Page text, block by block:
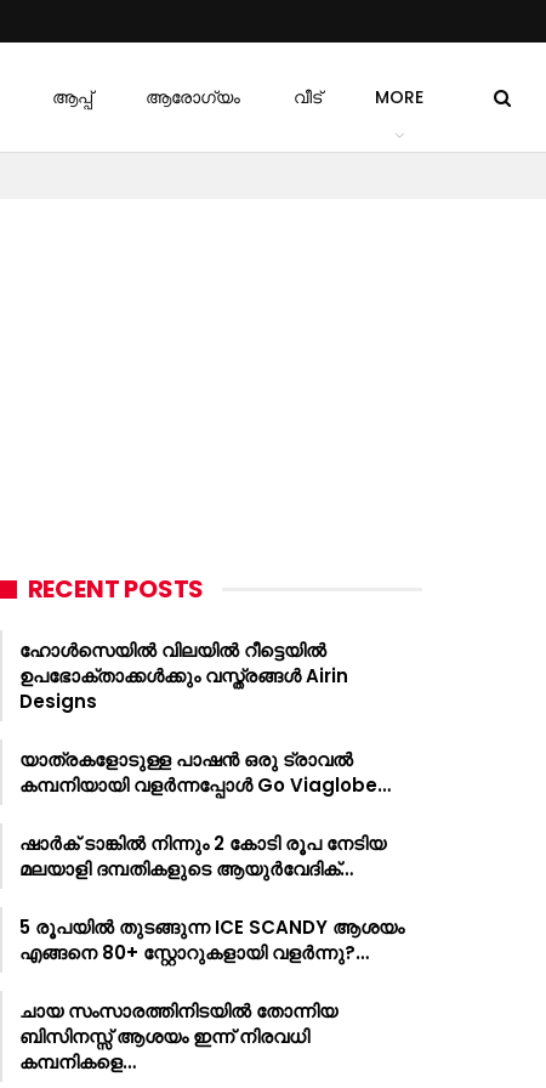
ആപ്പ് ആരോഗ്യം വീട് MORE
RECENT POSTS
ഹോൾസെയിൽ വിലയിൽ റീട്ടെയിൽ
ഉപഭോക്താക്കൾക്കും വസ്ത്രങ്ങൾ Airin
Designs
യാത്രകളോടുള്ള പാഷൻ ഒരു ട്രാവൽ
കമ്പനിയായി വളർന്നപ്പോൾ Go Viaglobe…
ഷാർക്‌ ടാങ്കിൽ നിന്നും 2 കോടി രൂപ നേടിയ
മലയാളി ദമ്പതികളുടെ ആയുർവേദിക്…
5 രൂപയിൽ തുടങ്ങുന്ന ICE SCANDY ആശയം
എങ്ങനെ 80+ സ്റ്റോറുകളായി വളർന്നു?…
ചായ സംസാരത്തിനിടയിൽ തോന്നിയ
ബിസിനസ്സ് ആശയം ഇന്ന് നിരവധി
കമ്പനികളെ…